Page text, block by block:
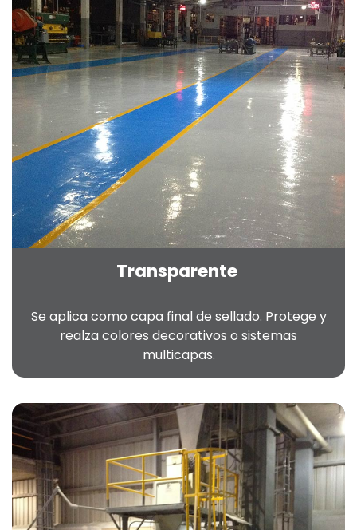
Transparente
Se aplica como capa final de sellado. Protege y
realza colores decorativos o sistemas
multicapas.